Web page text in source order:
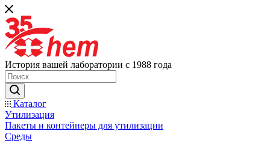
История вашей лаборатории с 1988 года
Каталог
Утилизация
Пакеты и контейнеры для утилизации
Среды